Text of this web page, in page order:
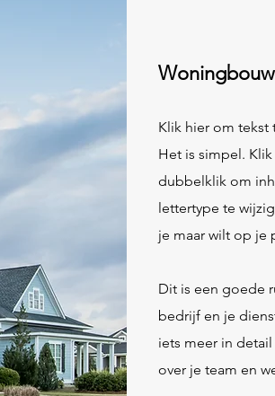
Woningbouw
Klik hier om tekst
Het is simpel.
dubbelklik om
lettertype te
je maar wilt op je
Dit is een goede
bedrijf en je
iets meer in
over je team en